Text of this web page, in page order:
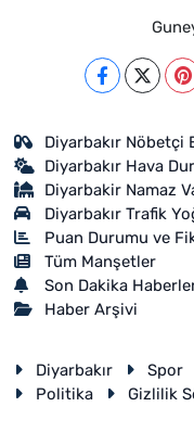
Diyarbakır Nöbetçi
Diyarbakır Hava
Diyarbakir Namaz
Diyarbakır Trafik
Puan Durumu ve
Tüm Manşetler
Son Dakika
Haber Arşivi
Diyarbakır Spor
Politika
Gizlilik